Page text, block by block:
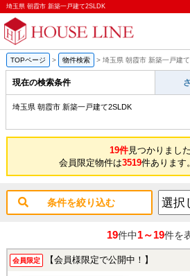
埼玉県 朝霞市 新築一戸建て2SLDK
TOPページ > 物件検索 > 埼玉県 朝霞市 新築一戸建
現在の検索条件
埼玉県 朝霞市 新築一戸建て2SLDK
19件見つかりまし
会員限定物件は3519件ありま
条件を絞り込む
19件中1～19件を
会員限定 【会員様限定で公開中！】